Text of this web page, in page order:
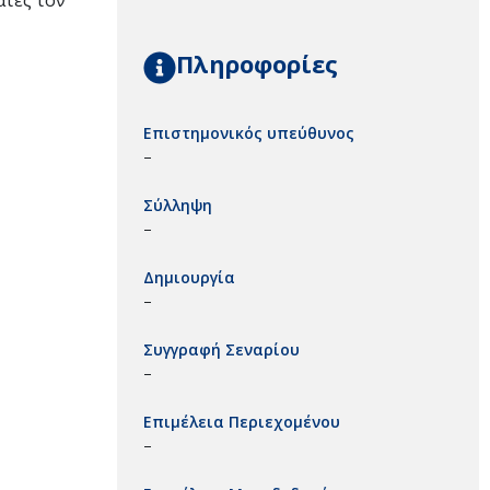
Πληροφορίες
Επιστημονικός υπεύθυνος
–
Σύλληψη
–
Δημιουργία
–
Συγγραφή Σεναρίου
–
Επιμέλεια Περιεχομένου
–